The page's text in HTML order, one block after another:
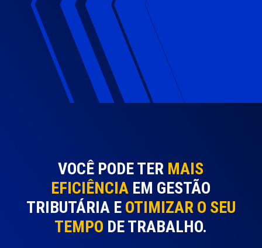
VOCÊ PODE TER MAIS
EFICIÊNCIA EM GESTÃO
TRIBUTÁRIA E OTIMIZAR O SEU
TEMPO DE TRABALHO.